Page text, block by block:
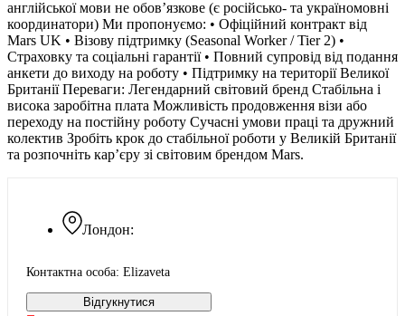
Лондон:
Контактна особа: Elizaveta
Відгукнутися
англійської мови не обов’язкове (є російсько- та україномовні
координатори) Ми пропонуємо: • Офіційний контракт від
Mars UK • Візову підтримку (Seasonal Worker / Tier 2) •
Страховку та соціальні гарантії • Повний супровід від подання
анкети до виходу на роботу • Підтримку на території Великої
Британії Переваги: Легендарний світовий бренд Стабільна і
висока заробітна плата Можливість продовження візи або
переходу на постійну роботу Сучасні умови праці та дружний
колектив Зробіть крок до стабільної роботи у Великій Британії
та розпочніть кар’єру зі світовим брендом Mars.